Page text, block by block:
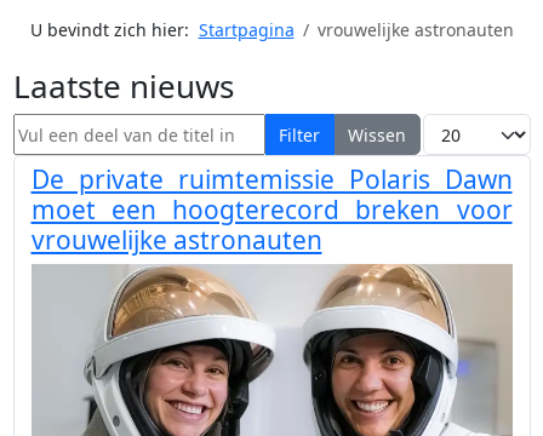
U bevindt zich hier: Startpagina vrouwelijke astronauten
Laatste nieuws
Vul een deel van de titel in Filter Wissen Toon #
De private ruimtemissie Polaris Dawn
moet een hoogterecord breken voor
vrouwelijke astronauten